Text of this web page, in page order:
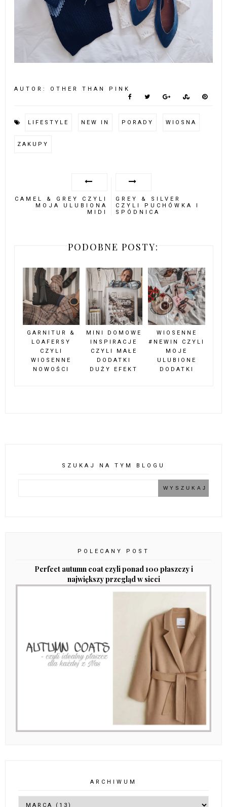
A czy u Was pojawiły się jakieś wiosenne nowinki? :)
AUTOR: OTHER THAN PINK
LIFESTYLE NEW IN PORADY WIOSNA
GARNITUR &
LOAFERSY
MINI DOMOWE
INSPIRACJE
WIOSENNE
#NEWIN CZYLI
ULUBIONE
DODATKI
SZUKAJ NA TYM BLOGU
POLECANY POST